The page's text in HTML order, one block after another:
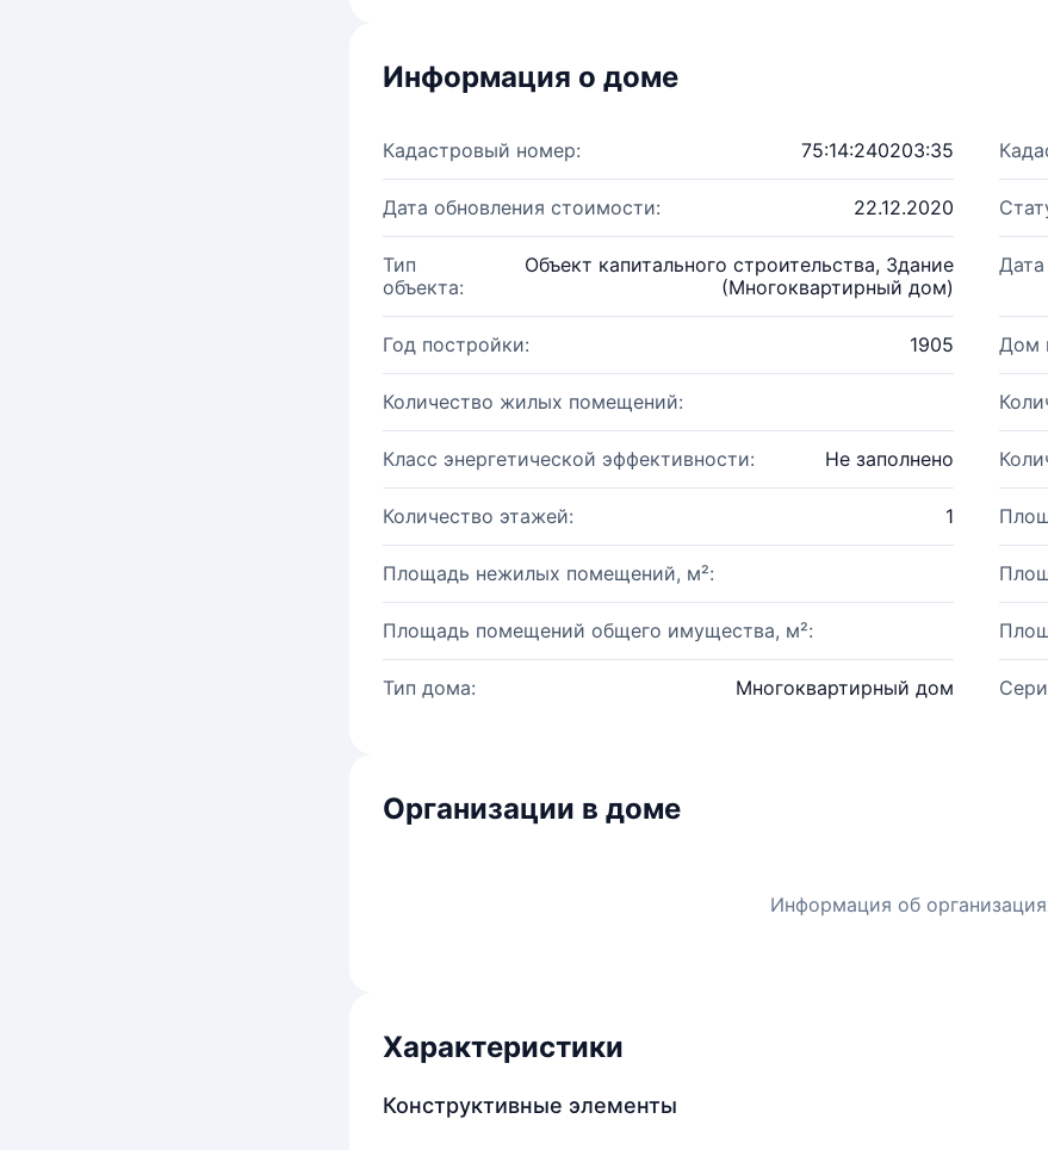
Информация о доме
Кадастровый номер: 75:14:240203:35
Дата обновления стоимости: 22.12.2020
Тип
объекта:
Объект капитального строительства, Здание
(Многоквартирный дом)
Дата
Год постройки: 1905 Дом
Количество жилых помещений:
Класс энергетической эффективности: Не заполнено
Количество этажей: 1
Площадь нежилых помещений, м²:
Площадь помещений общего имущества, м²:
Тип дома: Многоквартирный дом
Организации в доме
Информация об
Характеристики
Конструктивные элементы